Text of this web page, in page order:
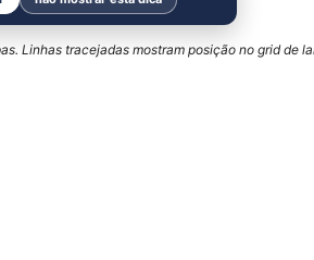
Linhas tracejadas mostram posição no grid de